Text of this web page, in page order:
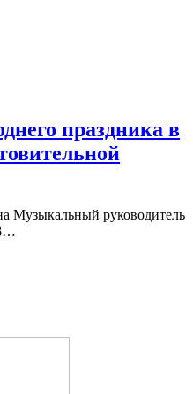
праздника в
Музыкальный руководитель